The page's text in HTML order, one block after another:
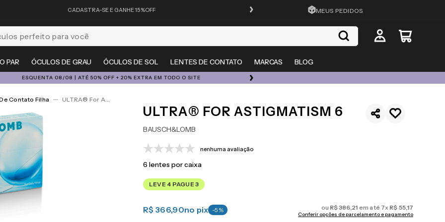
CADASTRA-SE E GANHE 15%OFF FRETE GRÁTIS EM TODO O SITE
MEUS PEDIDOS
PAR ÓCULOS DE GRAU ÓCULOS DE SOL LENTES DE CONTATO MARCAS BLOG
para você
ESQUENTA 08/08 | ATÉ 50% OFF + 20% EXTRA EM TODO O SITE ÓCULOS DE GRAU, SOL E LENTES COM ATÉ 50% OFF + 20% EXTRA
Contato Filha ULTRA® For Astigmatism 6
ULTRA® FOR ASTIGMATISM 6
BAUSCH&LOMB
nenhuma avaliação
6 lentes por caixa
LEVE 4 PAGUE 3
R$ 366,90no pix -5 % ou R$386,21 em até 7x R$ 55,17
Conferir opções de parcelamento e pagamento